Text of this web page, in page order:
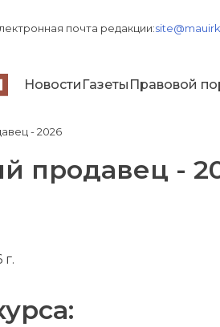
почта редакции:
Новости Газеты Правовой
- 2026
продавец -